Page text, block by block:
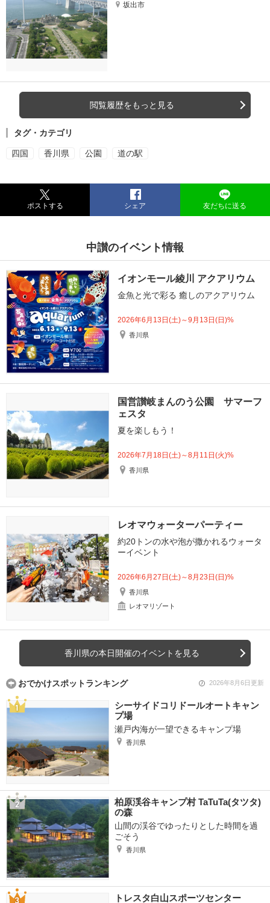
坂出市
閲覧履歴をもっと見る
タグ・カテゴリ
四国 香川県 公園 道の駅
ポストする シェア 友だちに送る
中讃のイベント情報
イオンモール綾川 アクアリウム
金魚と光で彩る 癒しのアクアリウム
2026年6月13日(土)～9月13日(日)%
香川県
国営讃岐まんのう公園 サマーフ
ェスタ
夏を楽しもう！
2026年7月18日(土)～8月11日(火)%
香川県
レオマウォーターパーティー
約20トンの水や泡が撒かれるウォータ
ーイベント
2026年6月27日(土)～8月23日(日)%
香川県
レオマリゾート
香川県の本日開催のイベントを見る
おでかけスポットランキング 2026年8月6日更新
シーサイドコリドールオートキャン
プ場
瀬戸内海が一望できるキャンプ場
香川県
柏原渓谷キャンプ村 TaTuTa(タツタ)
の森
山間の渓谷でゆったりとした時間を過
ごそう
香川県
トレスタ白山スポーツセンター